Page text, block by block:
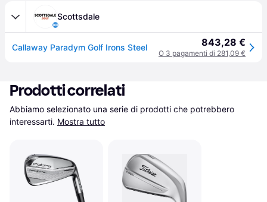
Scottsdale
Callaway Paradym Golf Irons Steel 843,28 €
O 3 pagamenti di 281,09 €
Prodotti correlati
Abbiamo selezionato una serie di prodotti che potrebbero
interessarti. Mostra tutto